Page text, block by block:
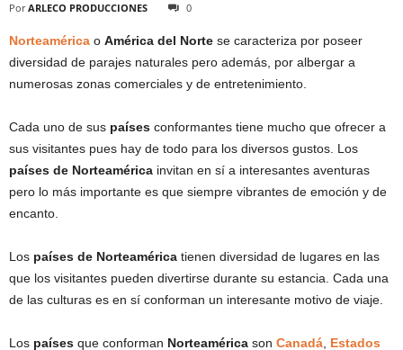
Por ARLECO PRODUCCIONES 0
Norteamérica o América del Norte se caracteriza por poseer
diversidad de parajes naturales pero además, por albergar a
numerosas zonas comerciales y de entretenimiento.
Cada uno de sus países conformantes tiene mucho que ofrecer a
sus visitantes pues hay de todo para los diversos gustos. Los
países de Norteamérica invitan en sí a interesantes aventuras
pero lo más importante es que siempre vibrantes de emoción y de
encanto.
Los países de Norteamérica tienen diversidad de lugares en las
que los visitantes pueden divertirse durante su estancia. Cada una
de las culturas es en sí conforman un interesante motivo de viaje.
Los países que conforman Norteamérica son Canadá Estados